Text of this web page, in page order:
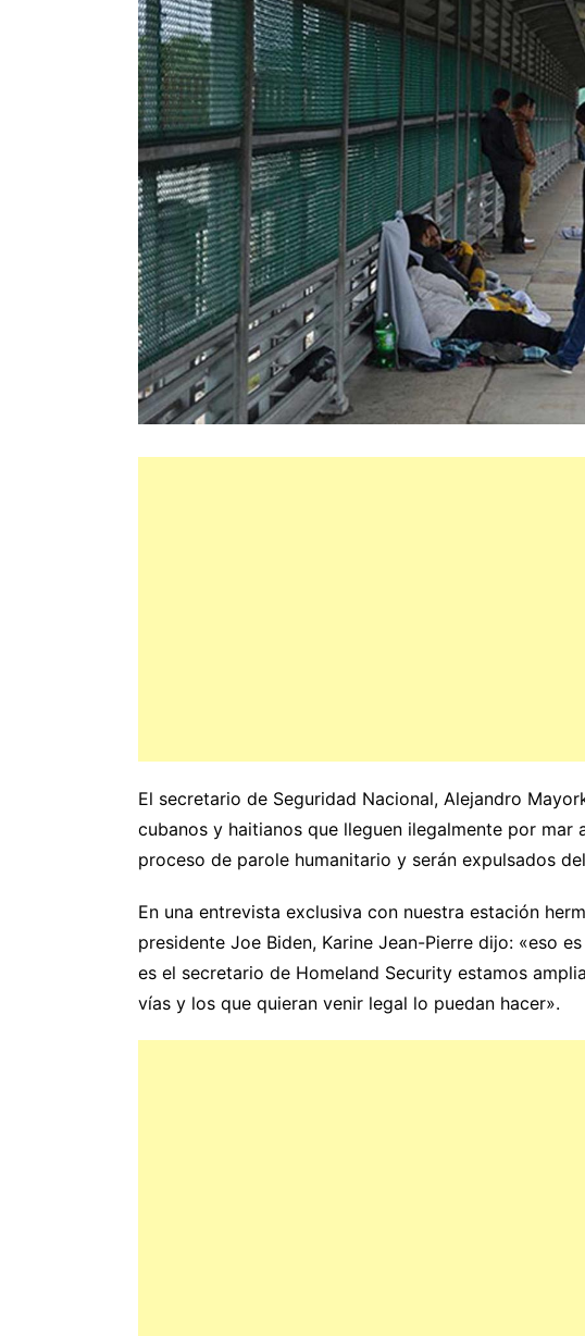
El secretario de Seguridad Nacional, Alejandro
cubanos y haitianos que lleguen ilegalmente por mar
proceso de parole humanitario y serán expulsados
En una entrevista exclusiva con nuestra estación
presidente Joe Biden, Karine Jean-Pierre dijo: «eso
es el secretario de Homeland Security estamos
vías y los que quieran venir legal lo puedan hacer».